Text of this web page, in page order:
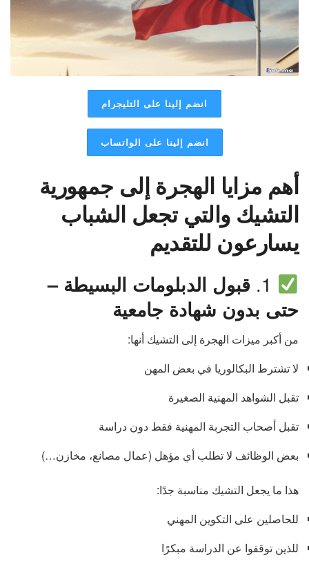
انضم إلينا على التليجرام
انضم إلينا على الواتساب
أهم مزايا الهجرة إلى جمهورية
التشيك والتي تجعل الشباب
يسارعون للتقديم
قبول الدبلومات البسيطة –
حتى بدون شهادة جامعية
من أكبر ميزات الهجرة إلى التشيك أنها:
لا تشترط البكالوريا في بعض المهن
تقبل الشواهد المهنية الصغيرة
تقبل أصحاب التجربة المهنية فقط دون دراسة
بعض الوظائف لا تطلب أي مؤهل (عمال مصانع، مخازن…)
هذا ما يجعل التشيك مناسبة جدًا:
للحاصلين على التكوين المهني
للذين توقفوا عن الدراسة مبكرًا